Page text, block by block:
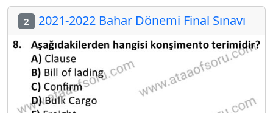
2 2021-2022 Bahar Dönemi Final Sınavı